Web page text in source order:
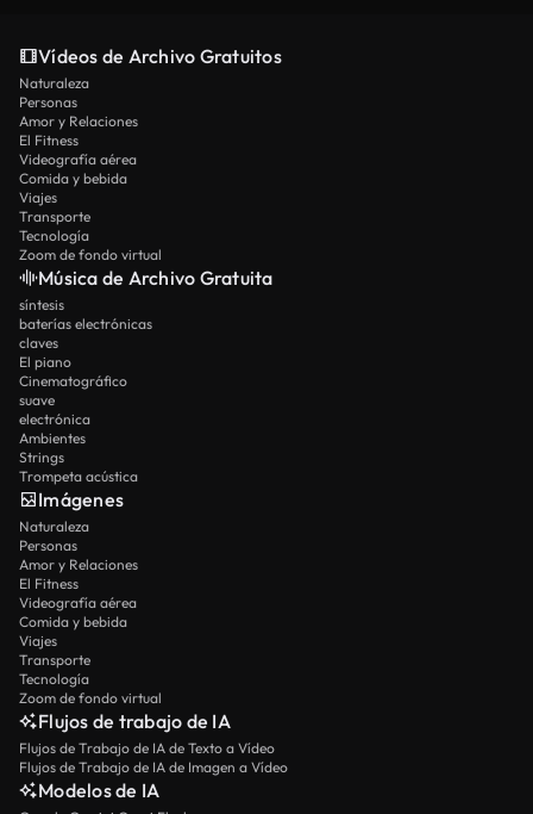
Vídeos de Archivo Gratuitos
Naturaleza
Personas
Amor y Relaciones
El Fitness
Videografía aérea
Comida y bebida
Viajes
Transporte
Tecnología
Zoom de fondo virtual
Música de Archivo Gratuita
síntesis
baterías electrónicas
claves
El piano
Cinematográfico
suave
electrónica
Ambientes
Strings
Trompeta acústica
Imágenes
Naturaleza
Personas
Amor y Relaciones
El Fitness
Videografía aérea
Comida y bebida
Viajes
Transporte
Tecnología
Zoom de fondo virtual
Flujos de trabajo de IA
Flujos de Trabajo de IA de Texto a Vídeo
Flujos de Trabajo de IA de Imagen a Vídeo
Modelos de IA